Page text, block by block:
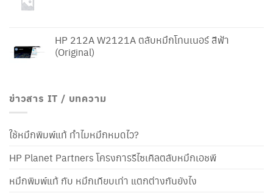
HP 212A W2121A ตลับหมึกโทนเนอร์ สีฟ้า
(Original)
ข่าวสาร IT / บทความ
ใช้หมึกพิมพ์แท้ ทำไมหมึกหมดไว?
HP Planet Partners โครงการรีไซเคิลตลับหมึกเอชพี
หมึกพิมพ์แท้ กับ หมึกเทียบเท่า แตกต่างกันยังไง